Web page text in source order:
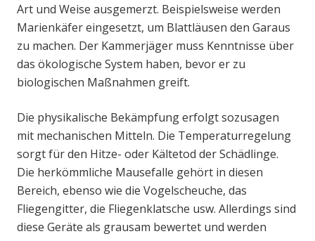
Art und Weise ausgemerzt. Beispielsweise werden
Marienkäfer eingesetzt, um Blattläusen den Garaus
zu machen. Der Kammerjäger muss Kenntnisse über
das ökologische System haben, bevor er zu
biologischen Maßnahmen greift.
Die physikalische Bekämpfung erfolgt sozusagen
mit mechanischen Mitteln. Die Temperaturregelung
sorgt für den Hitze- oder Kältetod der Schädlinge.
Die herkömmliche Mausefalle gehört in diesen
Bereich, ebenso wie die Vogelscheuche, das
Fliegengitter, die Fliegenklatsche usw. Allerdings sind
diese Geräte als grausam bewertet und werden